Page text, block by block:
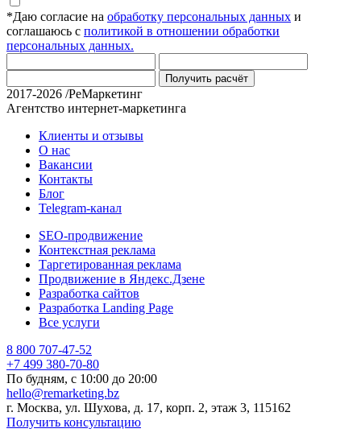
*Даю согласие на обработку персональных данных и
соглашаюсь с политикой в отношении обработки
персональных данных.
Получить расчёт
2017-2026 /РеМаркетинг
Агентство интернет-маркетинга
Клиенты и отзывы
О нас
Вакансии
Контакты
Блог
Telegram-канал
SEO-продвижение
Контекстная реклама
Таргетированная реклама
Продвижение в Яндекс.Дзене
Разработка сайтов
Разработка Landing Page
Все услуги
8 800 707-47-52
+7 499 380-70-80
По будням, с 10:00 до 20:00
hello@remarketing.bz
г. Москва, ул. Шухова, д. 17, корп. 2, этаж 3, 115162
Получить консультацию